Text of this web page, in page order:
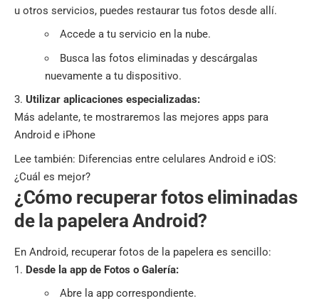
u otros servicios, puedes restaurar tus fotos desde allí.
Accede a tu servicio en la nube.
Busca las fotos eliminadas y descárgalas
nuevamente a tu dispositivo.
Utilizar aplicaciones especializadas:
Más adelante, te mostraremos las mejores apps para
Android e iPhone
Lee también: Diferencias entre celulares Android e iOS:
¿Cuál es mejor?
¿Cómo recuperar fotos eliminadas
de la papelera Android?
En Android, recuperar fotos de la papelera es sencillo:
Desde la app de Fotos o Galería:
Abre la app correspondiente.